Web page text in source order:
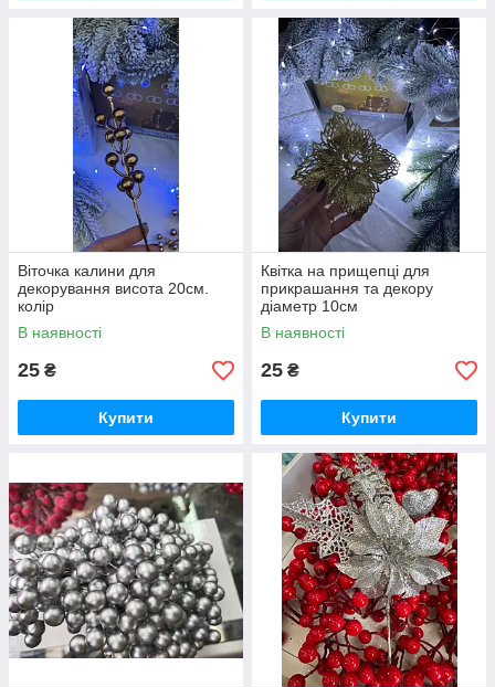
Віточка калини для
декорування висота 20см.
колір
білий,срібний,червоний,золот
ий
В наявності
25 ₴
Купити
Квітка на прищепці для
прикрашання та декору
діаметр 10см
В наявності
25 ₴
Купити